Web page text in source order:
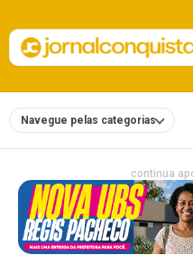
Navegue pelas categorias
continua